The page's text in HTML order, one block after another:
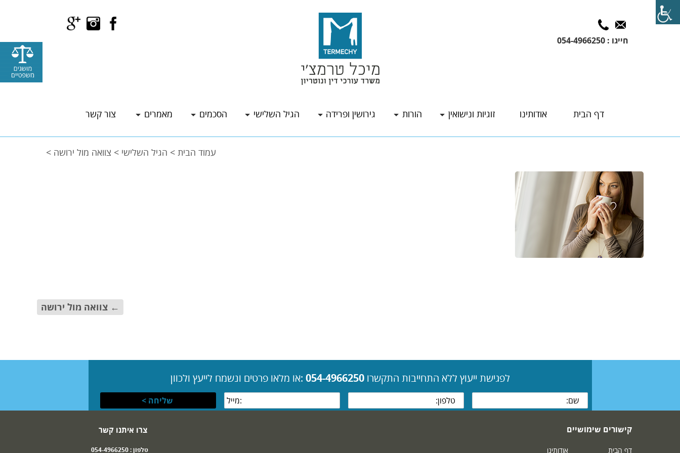
חייגו : 054-4966250
דף הבית אודותינו זוגיות ונישואין הורות גירושין ופרידה הגיל השלישי הסכמים מאמרים צור קשר
עמוד הבית> הגיל השלישי > צוואה מול ירושה >
← צוואה מול ירושה
לפגישת ייעוץ ללא התחייבות התקשרו054-4966250 :או מלאו פרטים ונשמח לייעץ ולכוון
צרו איתנו קשר
טלפון :054-4966250
קישורים שימושיים
דף הבית אודותינו